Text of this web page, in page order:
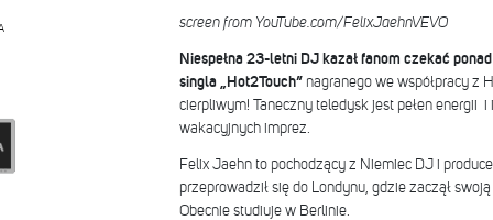
screen from YouTube.com/FelixJaehnVEVO
Niespełna 23-letni DJ kazał fanom czekać
singla „Hot2Touch”nagranego we współpracy z
cierpliwym! Taneczny teledysk jest pełen energii
wakacyjnych imprez.
Felix Jaehn to pochodzący z Niemiec DJ i
przeprowadził się do Londynu, gdzie zaczął
Obecnie studiuje w Berlinie.